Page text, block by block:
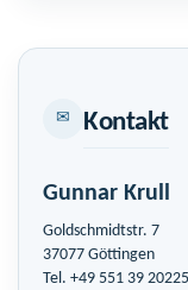
✉ Kontakt
Gunnar Krull
Goldschmidtstr. 7
37077 Göttingen
Tel. +49 551 39 20225